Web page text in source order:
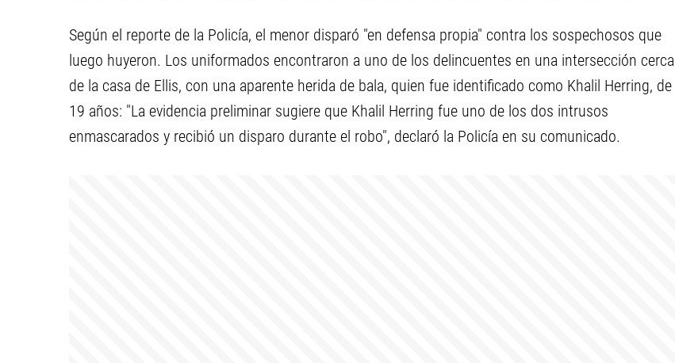
Según el reporte de la Policía, el menor disparó "en defensa propia" contra los sospechosos que
luego huyeron. Los uniformados encontraron a uno de los delincuentes en una intersección cerca
de la casa de Ellis, con una aparente herida de bala, quien fue identificado como Khalil Herring, de
19 años: "La evidencia preliminar sugiere que Khalil Herring fue uno de los dos intrusos
enmascarados y recibió un disparo durante el robo", declaró la Policía en su comunicado.